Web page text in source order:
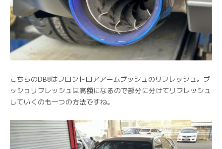
こちらのDB8はフロントロアアームブッシュのリフレッシュ。ブ
ッシュリフレッシュは高額になるので部分に分けてリフレッシュ
していくのも一つの方法ですね。